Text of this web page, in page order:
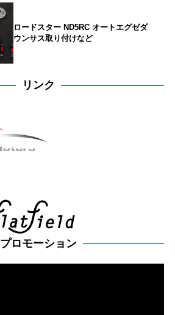
ロードスター ND5RC オートエグゼダ
ウンサス取り付けなど
リンク
プロモーション